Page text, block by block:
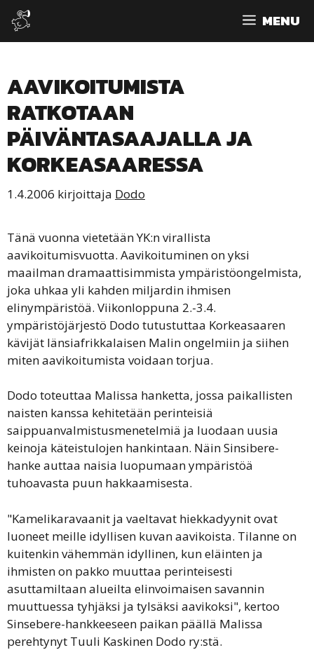
Siirry
sisältöön
MENU
AAVIKOITUMISTA
RATKOTAAN
PÄIVÄNTASAAJALLA JA
KORKEASAARESSA
1.4.2006 kirjoittaja Dodo
Tänä vuonna vietetään YK:n virallista
aavikoitumisvuotta. Aavikoituminen on yksi
maailman dramaattisimmista ympäristöongelmista,
joka uhkaa yli kahden miljardin ihmisen
elinympäristöä. Viikonloppuna 2.-3.4.
ympäristöjärjestö Dodo tutustuttaa Korkeasaaren
kävijät länsiafrikkalaisen Malin ongelmiin ja siihen
miten aavikoitumista voidaan torjua.
Dodo toteuttaa Malissa hanketta, jossa paikallisten
naisten kanssa kehitetään perinteisiä
saippuanvalmistusmenetelmiä ja luodaan uusia
keinoja käteistulojen hankintaan. Näin Sinsibere-
hanke auttaa naisia luopumaan ympäristöä
tuhoavasta puun hakkaamisesta.
"Kamelikaravaanit ja vaeltavat hiekkadyynit ovat
luoneet meille idyllisen kuvan aavikoista. Tilanne on
kuitenkin vähemmän idyllinen, kun eläinten ja
ihmisten on pakko muuttaa perinteisesti
asuttamiltaan alueilta elinvoimaisen savannin
muuttuessa tyhjäksi ja tylsäksi aavikoksi", kertoo
Sinsebere-hankkeeseen paikan päällä Malissa
perehtynyt Tuuli Kaskinen Dodo ry:stä.